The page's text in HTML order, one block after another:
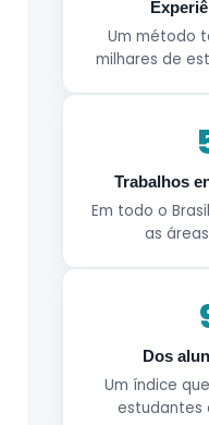
Um método
milhares de
Trabalhos
Em todo o
as
Dos
Um índice
estudantes